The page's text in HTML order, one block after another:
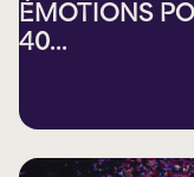
ÉMOTIONS
40...